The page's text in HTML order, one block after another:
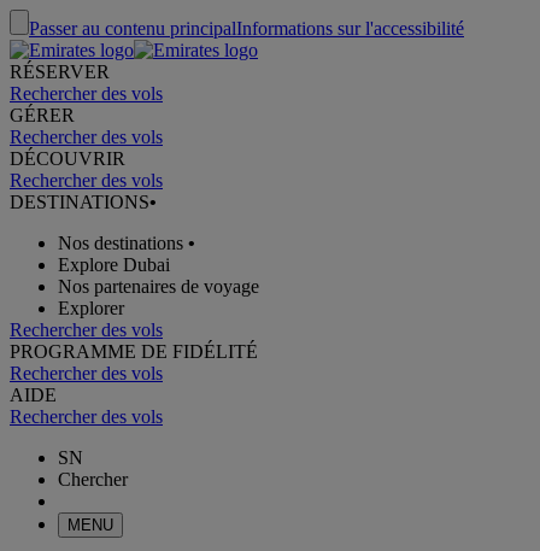
Passer au contenu principalInformations sur l'accessibilité
RÉSERVER
Rechercher des vols
GÉRER
Rechercher des vols
DÉCOUVRIR
Rechercher des vols
DESTINATIONS•
Nos destinations •
Explore Dubai
Nos partenaires de voyage
Explorer
Rechercher des vols
PROGRAMME DE FIDÉLITÉ
Rechercher des vols
AIDE
Rechercher des vols
SN
Chercher
MENU